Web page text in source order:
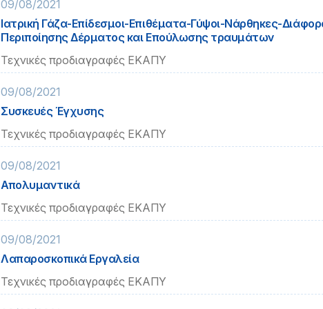
09/08/2021
Ιατρική Γάζα-Επίδεσμοι-Επιθέματα-Γύψοι-Νάρθηκες-
Περιποίησης Δέρματος και Επούλωσης τραυμάτων
Τεχνικές προδιαγραφές ΕΚΑΠΥ
09/08/2021
Συσκευές Έγχυσης
Τεχνικές προδιαγραφές ΕΚΑΠΥ
09/08/2021
Απολυμαντικά
Τεχνικές προδιαγραφές ΕΚΑΠΥ
09/08/2021
Λαπαροσκοπικά Εργαλεία
Τεχνικές προδιαγραφές ΕΚΑΠΥ